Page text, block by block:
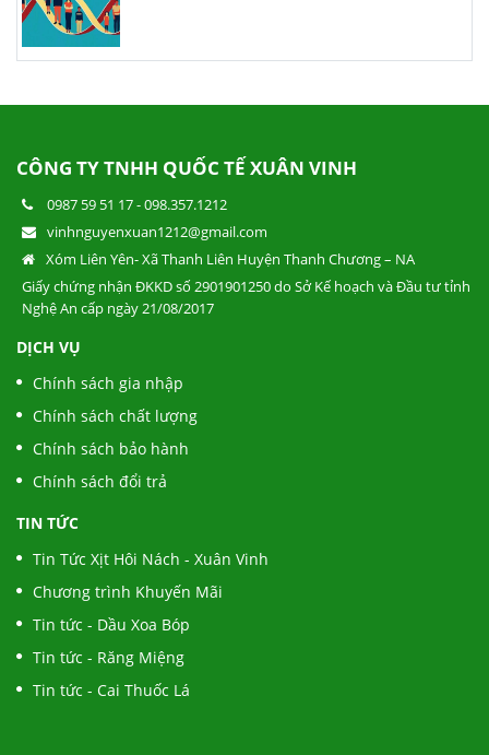
Mừng Lễ Lớn - Tưng Bừng Khuyễn Mãi
CÔNG TY TNHH QUỐC TẾ XUÂN VINH
0987 59 51 17-098.357.1212
vinhnguyenxuan1212@gmail.com
Xóm Liên Yên- Xã Thanh Liên Huyện Thanh Chương – NA
Giấy chứng nhận ĐKKD số 2901901250 do Sở Kế hoạch và Đầu tư tỉnh
Nghệ An cấp ngày 21/08/2017
DỊCH VỤ
Chính sách gia nhập
Chính sách chất lượng
Chính sách bảo hành
Chính sách đổi trả
TIN TỨC
Tin Tức Xịt Hôi Nách - Xuân Vinh
Chương trình Khuyến Mãi
Tin tức - Dầu Xoa Bóp
Tin tức - Răng Miệng
Tin tức - Cai Thuốc Lá